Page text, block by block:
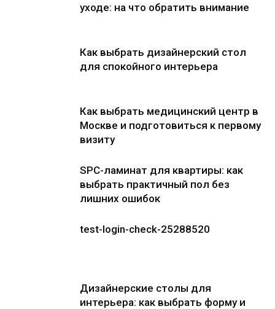
уходе: на что обратить внимание
Как выбрать дизайнерский стол
для спокойного интерьера
Как выбрать медицинский центр в
Москве и подготовиться к первому
визиту
SPC-ламинат для квартиры: как
выбрать практичный пол без
лишних ошибок
test-login-check-25288520
Дизайнерские столы для
интерьера: как выбрать форму и